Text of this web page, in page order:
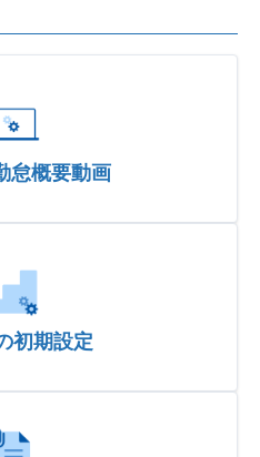
怠概要動画
初期設定